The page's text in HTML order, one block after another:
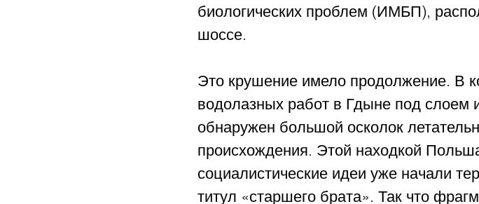
биологических проблем (ИМБП),
шоссе.
Это крушение имело продолжение. В
водолазных работ в Гдыне под слоем
обнаружен большой осколок
происхождения. Этой находкой
социалистические идеи уже начали
титул «старшего брата». Так что